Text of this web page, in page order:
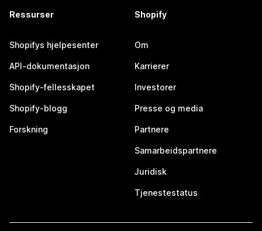
Ressurser
Shopifys hjelpesenter
API-dokumentasjon
Shopify-fellesskapet
Shopify-blogg
Forskning
Shopify
Om
Karrierer
Investorer
Presse og media
Partnere
Samarbeidspartnere
Juridisk
Tjenestestatus